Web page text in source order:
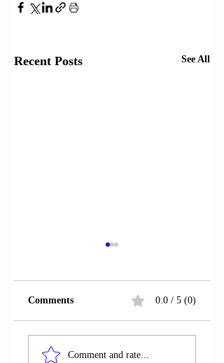
Recent Posts See All
ISHULLI I
ZAQINTHOSIT;
Comments 0.0 / 5 (0)
Comment and rate...